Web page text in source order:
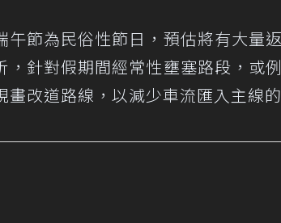
午節為民俗性節日，預估將有大量
，針對假期間經常性壅塞路段，或
畫改道路線，以減少車流匯入主線